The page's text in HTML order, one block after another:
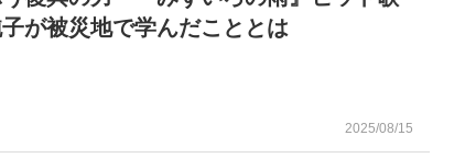
が被災地で学んだこととは
2025/08/15